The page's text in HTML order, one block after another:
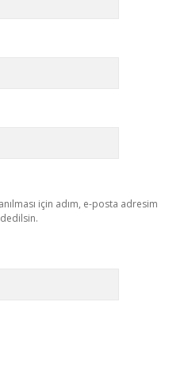
için adım, e-posta adresim